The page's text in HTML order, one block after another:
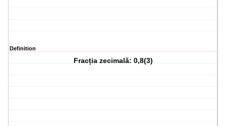
Definition
Fracția zecimală: 0,8(3)